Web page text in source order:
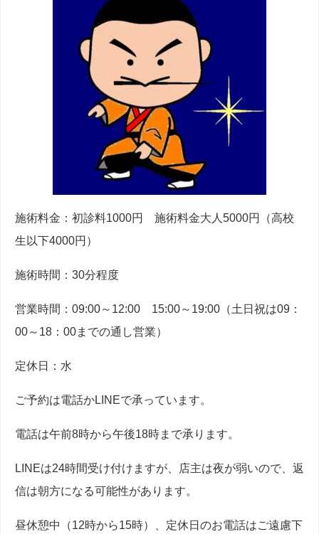
施術料金：初診料1000円 施術料金大人5000円（高校
生以下4000円）
施術時間：30分程度
営業時間：09:00～12:00 15:00～19:00（土日祝は09：
00～18：00までの通し営業）
定休日：水
ご予約は電話かLINEで承っています。
電話は午前8時から午後18時まで承ります。
LINEは24時間受け付けますが、店主は夜が弱いので、返
信は朝方になる可能性があります。
昼休憩中（12時から15時）、定休日のお電話はご遠慮下